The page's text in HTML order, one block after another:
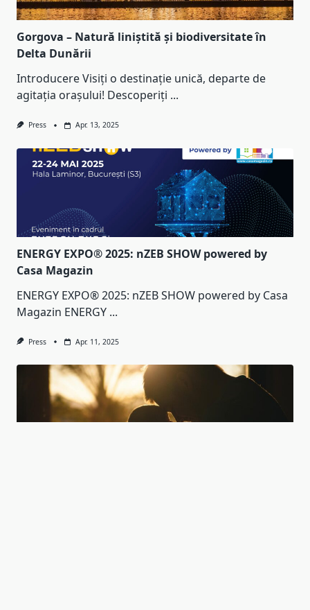
Gorgova – Natură liniștită și biodiversitate în
Delta Dunării
Introducere Visiți o destinație unică, departe de
agitația orașului! Descoperiți ...
Press Apr. 13, 2025
ENERGY EXPO® 2025: nZEB SHOW powered by
Casa Magazin
ENERGY EXPO® 2025: nZEB SHOW powered by Casa
Magazin ENERGY ...
Press Apr. 11, 2025